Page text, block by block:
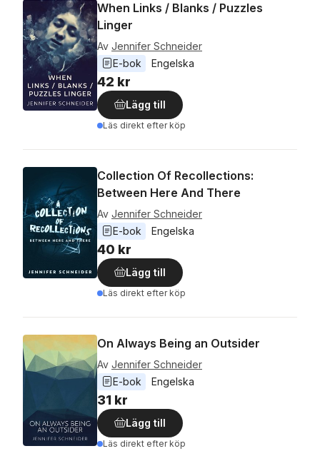
When Links / Blanks / Puzzles
Linger
Av Jennifer Schneider
E-bok
Engelska
42 kr
Lägg till
Läs direkt efter köp
Collection Of Recollections:
Between Here And There
Av Jennifer Schneider
E-bok
Engelska
40 kr
Lägg till
Läs direkt efter köp
On Always Being an Outsider
Av Jennifer Schneider
E-bok
Engelska
31 kr
Lägg till
Läs direkt efter köp